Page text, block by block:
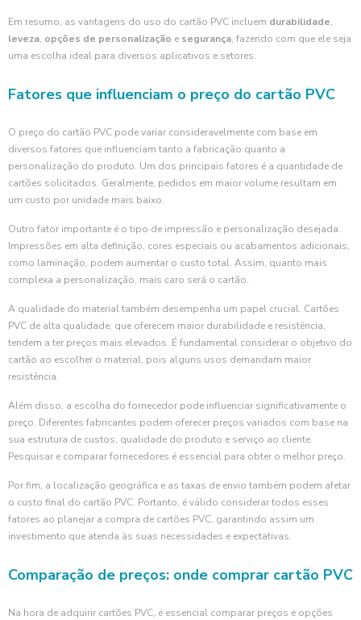
Em resumo, as vantagens do uso do cartão PVC incluem durabilidade,
leveza, opções de personalização e segurança, fazendo com que ele seja
uma escolha ideal para diversos aplicativos e setores.
Fatores que influenciam o preço do cartão PVC
O preço do cartão PVC pode variar consideravelmente com base em
diversos fatores que influenciam tanto a fabricação quanto a
personalização do produto. Um dos principais fatores é a quantidade de
cartões solicitados. Geralmente, pedidos em maior volume resultam em
um custo por unidade mais baixo.
Outro fator importante é o tipo de impressão e personalização desejada.
Impressões em alta definição, cores especiais ou acabamentos adicionais,
como laminação, podem aumentar o custo total. Assim, quanto mais
complexa a personalização, mais caro será o cartão.
A qualidade do material também desempenha um papel crucial. Cartões
PVC de alta qualidade, que oferecem maior durabilidade e resistência,
tendem a ter preços mais elevados. É fundamental considerar o objetivo do
cartão ao escolher o material, pois alguns usos demandam maior
resistência.
Além disso, a escolha do fornecedor pode influenciar significativamente o
preço. Diferentes fabricantes podem oferecer preços variados com base na
sua estrutura de custos, qualidade do produto e serviço ao cliente.
Pesquisar e comparar fornecedores é essencial para obter o melhor preço.
Por fim, a localização geográfica e as taxas de envio também podem afetar
o custo final do cartão PVC. Portanto, é válido considerar todos esses
fatores ao planejar a compra de cartões PVC, garantindo assim um
investimento que atenda às suas necessidades e expectativas.
Comparação de preços: onde comprar cartão PVC
Na hora de adquirir cartões PVC, é essencial comparar preços e opções